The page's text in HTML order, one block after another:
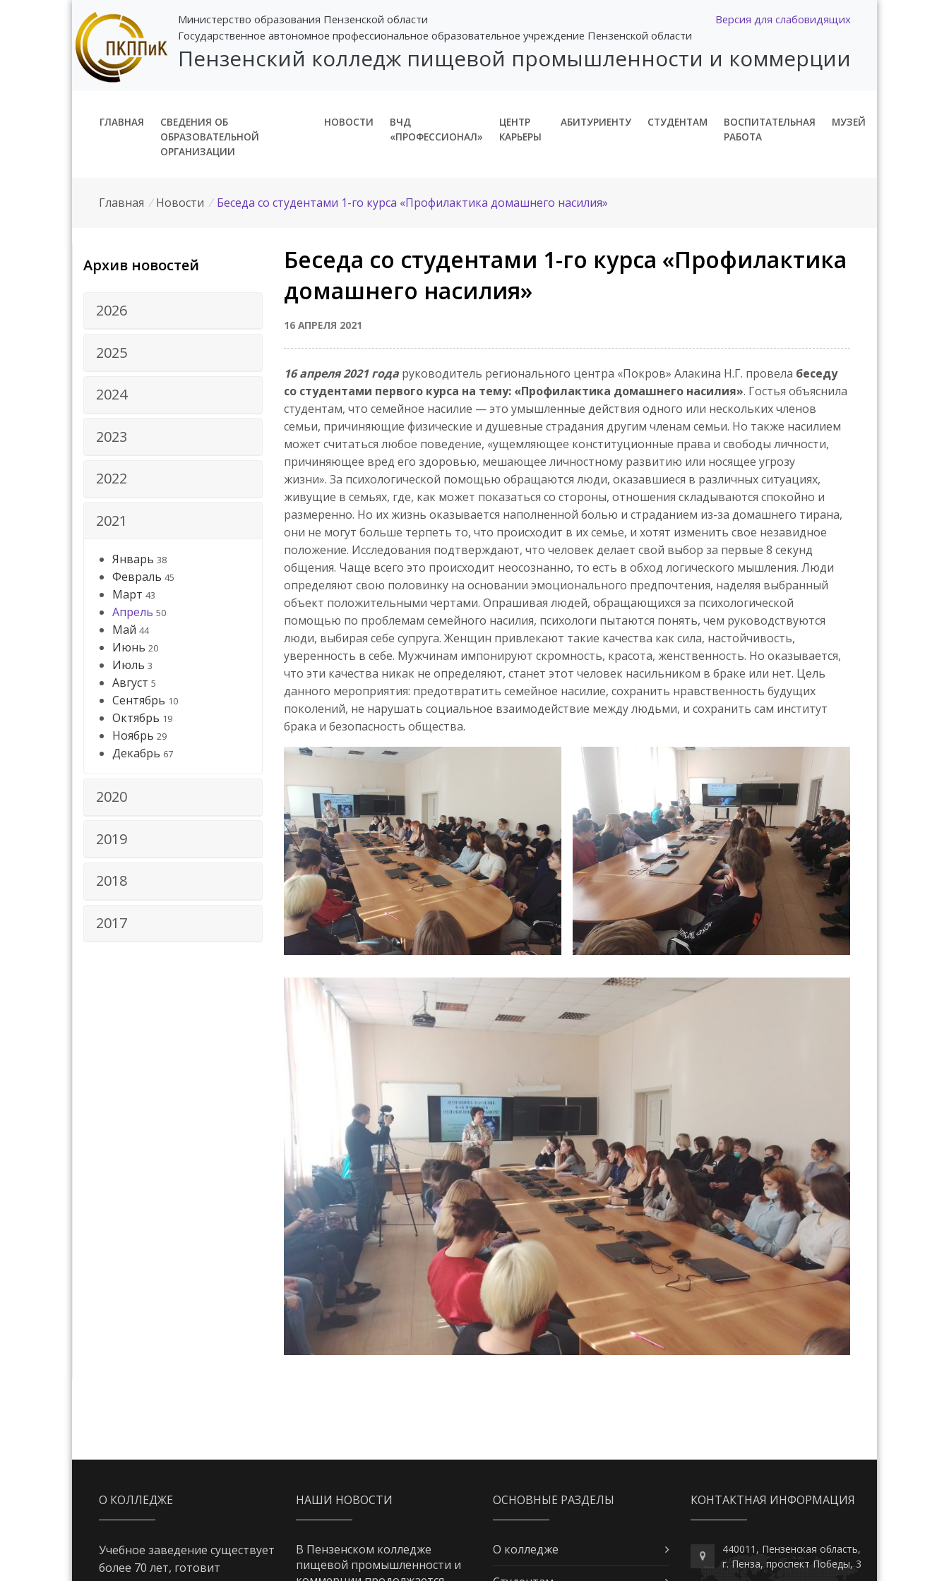
Версия для слабовидящих
Министерство образования Пензенской области
Государственное автономное профессиональное образовательное учреждение Пензенской области
Пензенский колледж пищевой промышленности и коммерции
ГЛАВНАЯ
СВЕДЕНИЯ ОБ
ОБРАЗОВАТЕЛЬНОЙ
ОРГАНИЗАЦИИ
НОВОСТИ
ВЧД
«ПРОФЕССИОНАЛ»
ЦЕНТР
КАРЬЕРЫ
АБИТУРИЕНТУ СТУДЕНТАМ
ВОСПИТАТЕЛЬНАЯ
РАБОТА
МУЗЕЙ
Главная / Новости / Беседа со студентами 1-го курса «Профилактика домашнего насилия»
Архив новостей
2026
2025
2024
2023
2022
2021
Январь 38
Февраль 45
Март 43
Апрель 50
Май 44
Июнь 20
Июль 3
Август 5
Сентябрь 10
Октябрь 19
Ноябрь 29
Декабрь 67
2020
2019
2018
2017
Беседа со студентами 1-го курса «Профилактика
домашнего насилия»
16 АПРЕЛЯ 2021
16 апреля 2021 года руководитель регионального центра «Покров» Алакина Н.Г. провела беседу
со студентами первого курса на тему: «Профилактика домашнего насилия». Гостья объяснила
студентам, что семейное насилие — это умышленные действия одного или нескольких членов
семьи, причиняющие физические и душевные страдания другим членам семьи. Но также насилием
может считаться любое поведение, «ущемляющее конституционные права и свободы личности,
причиняющее вред его здоровью, мешающее личностному развитию или носящее угрозу
жизни». За психологической помощью обращаются люди, оказавшиеся в различных ситуациях,
живущие в семьях, где, как может показаться со стороны, отношения складываются спокойно и
размеренно. Но их жизнь оказывается наполненной болью и страданием из-за домашнего тирана,
они не могут больше терпеть то, что происходит в их семье, и хотят изменить свое незавидное
положение. Исследования подтверждают, что человек делает свой выбор за первые 8 секунд
общения. Чаще всего это происходит неосознанно, то есть в обход логического мышления. Люди
определяют свою половинку на основании эмоционального предпочтения, наделяя выбранный
объект положительными чертами. Опрашивая людей, обращающихся за психологической
помощью по проблемам семейного насилия, психологи пытаются понять, чем руководствуются
люди, выбирая себе супруга. Женщин привлекают такие качества как сила, настойчивость,
уверенность в себе. Мужчинам импонируют скромность, красота, женственность. Но оказывается,
что эти качества никак не определяют, станет этот человек насильником в браке или нет. Цель
данного мероприятия: предотвратить семейное насилие, сохранить нравственность будущих
поколений, не нарушать социальное взаимодействие между людьми, и сохранить сам институт
брака и безопасность общества.
О КОЛЛЕДЖЕ
Учебное заведение существует
более 70 лет, готовит
НАШИ НОВОСТИ
В Пензенском колледже
пищевой промышленности и
ОСНОВНЫЕ РАЗДЕЛЫ
О колледже
КОНТАКТНАЯ ИНФОРМАЦИЯ
440011, Пензенская область,
г. Пенза, проспект Победы, 3